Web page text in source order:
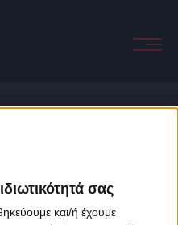
σας
και/ή έχουμε